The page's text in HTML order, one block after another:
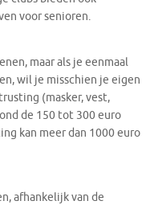
voor senioren.
maar als je eenmaal
wil je misschien je eigen
(masker, vest,
de 150 tot 300 euro
kan meer dan 1000 euro
afhankelijk van de